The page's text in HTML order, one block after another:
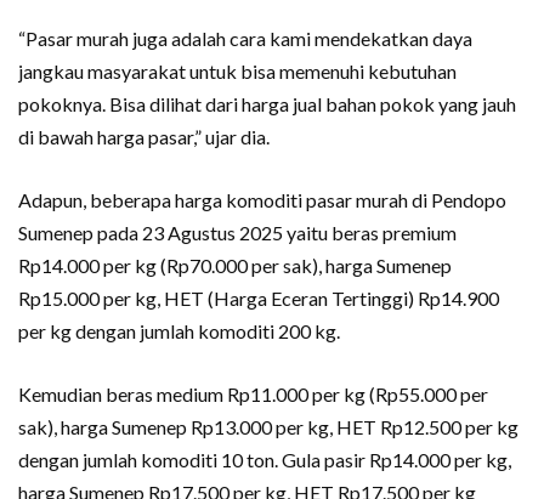
“Pasar murah juga adalah cara kami mendekatkan daya
jangkau masyarakat untuk bisa memenuhi kebutuhan
pokoknya. Bisa dilihat dari harga jual bahan pokok yang jauh
di bawah harga pasar,” ujar dia.
Adapun, beberapa harga komoditi pasar murah di Pendopo
Sumenep pada 23 Agustus 2025 yaitu beras premium
Rp14.000 per kg (Rp70.000 per sak), harga Sumenep
Rp15.000 per kg, HET (Harga Eceran Tertinggi) Rp14.900
per kg dengan jumlah komoditi 200 kg.
Kemudian beras medium Rp11.000 per kg (Rp55.000 per
sak), harga Sumenep Rp13.000 per kg, HET Rp12.500 per kg
dengan jumlah komoditi 10 ton. Gula pasir Rp14.000 per kg,
harga Sumenep Rp17.500 per kg, HET Rp17.500 per kg